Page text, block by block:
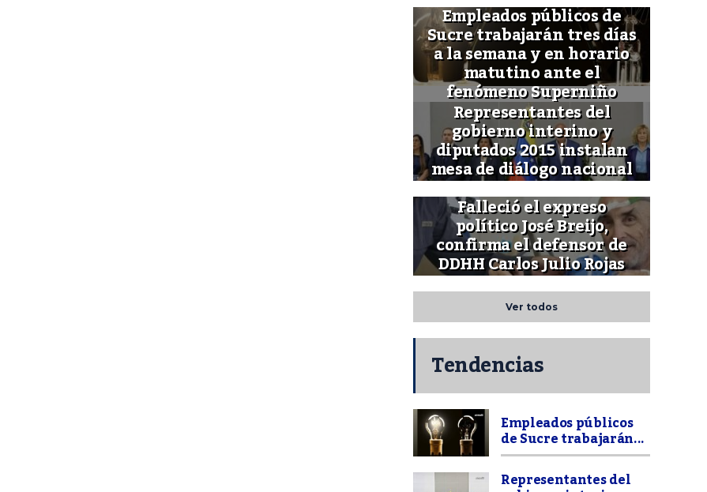
Empleados públicos de
Sucre trabajarán tres días
a la semana y en horario
matutino ante el
fenómeno Superniño
Representantes del
gobierno interino y
diputados 2015 instalan
mesa de diálogo nacional
Falleció el expreso
político José Breijo,
confirma el defensor de
DDHH Carlos Julio Rojas
Ver todos
Tendencias
Empleados públicos
de Sucre trabajarán...
Representantes del